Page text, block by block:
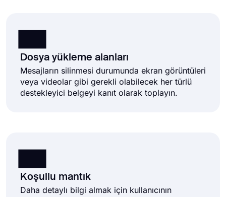
Dosya yükleme alanları
Mesajların silinmesi durumunda ekran görüntüleri
veya videolar gibi gerekli olabilecek her türlü
destekleyici belgeyi kanıt olarak toplayın.
Koşullu mantık
Daha detaylı bilgi almak için kullanıcının